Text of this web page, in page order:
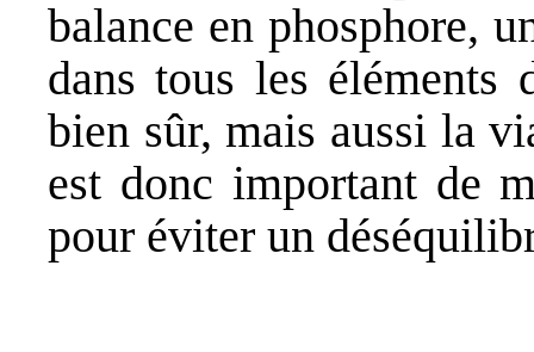
balance en phosphore,
dans tous les éléments
bien sûr, mais aussi la
est donc important de
pour éviter un